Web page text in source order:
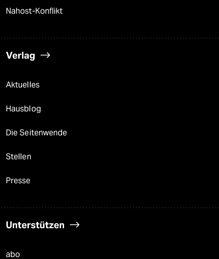
Nahost-Konflikt
Verlag
Aktuelles
Hausblog
Die Seitenwende
Stellen
Presse
Unterstützen
abo